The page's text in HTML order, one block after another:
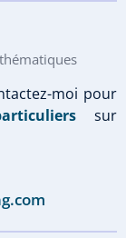
moi pour
sur